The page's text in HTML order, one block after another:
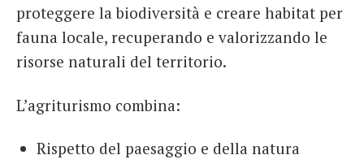
proteggere la biodiversità e creare habitat per
fauna locale, recuperando e valorizzando le
risorse naturali del territorio.
L’agriturismo combina:
Rispetto del paesaggio e della natura